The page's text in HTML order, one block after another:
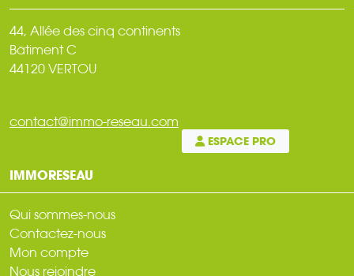
44, Allée des cinq continents
Bâtiment C
44120 VERTOU
contact@immo-reseau.com
ESPACE PRO
IMMORESEAU
Qui sommes-nous
Contactez-nous
Mon compte
Nous rejoindre